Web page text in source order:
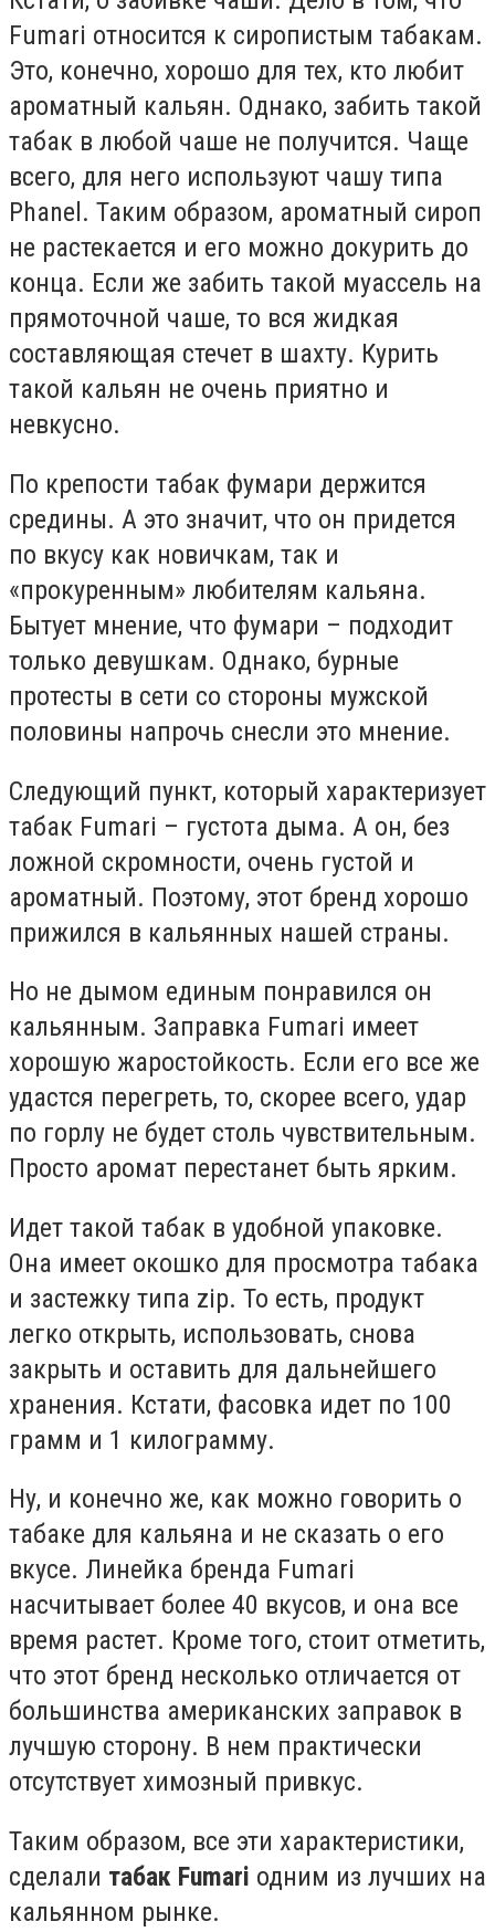
Fumari относится к сиропистым табакам.
Это, конечно, хорошо для тех, кто любит
ароматный кальян. Однако, забить такой
табак в любой чаше не получится. Чаще
всего, для него используют чашу типа
Phanel. Таким образом, ароматный сироп
не растекается и его можно докурить до
конца. Если же забить такой муассель на
прямоточной чаше, то вся жидкая
составляющая стечет в шахту. Курить
такой кальян не очень приятно и
невкусно.
По крепости табак фумари держится
средины. А это значит, что он придется
по вкусу как новичкам, так и
«прокуренным» любителям кальяна.
Бытует мнение, что фумари – подходит
только девушкам. Однако, бурные
протесты в сети со стороны мужской
половины напрочь снесли это мнение.
Следующий пункт, который характеризует
табак Fumari – густота дыма. А он, без
ложной скромности, очень густой и
ароматный. Поэтому, этот бренд хорошо
прижился в кальянных нашей страны.
Но не дымом единым понравился он
кальянным. Заправка Fumari имеет
хорошую жаростойкость. Если его все же
удастся перегреть, то, скорее всего, удар
по горлу не будет столь чувствительным.
Просто аромат перестанет быть ярким.
Идет такой табак в удобной упаковке.
Она имеет окошко для просмотра табака
и застежку типа zip. То есть, продукт
легко открыть, использовать, снова
закрыть и оставить для дальнейшего
хранения. Кстати, фасовка идет по 100
грамм и 1 килограмму.
Ну, и конечно же, как можно говорить о
табаке для кальяна и не сказать о его
вкусе. Линейка бренда Fumari
насчитывает более 40 вкусов, и она все
время растет. Кроме того, стоит отметить,
что этот бренд несколько отличается от
большинства американских заправок в
лучшую сторону. В нем практически
отсутствует химозный привкус.
Таким образом, все эти характеристики,
сделали табак Fumari одним из лучших на
кальянном рынке.